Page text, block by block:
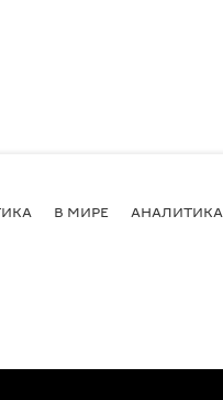
В МИРЕ АНАЛИТИКА